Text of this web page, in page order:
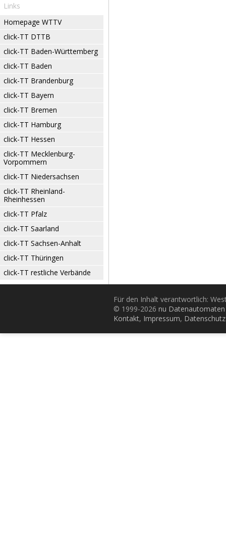
Links
Homepage WTTV
click-TT DTTB
click-TT Baden-Württemberg
click-TT Baden
click-TT Brandenburg
click-TT Bayern
click-TT Bremen
click-TT Hamburg
click-TT Hessen
click-TT Mecklenburg-
Vorpommern
click-TT Niedersachsen
click-TT Rheinland-
Rheinhessen
click-TT Pfalz
click-TT Saarland
click-TT Sachsen-Anhalt
click-TT Thüringen
click-TT restliche Verbände
Für den Inhalt verantwortlich:
© 1999-2026 nu
Kontakt, Impressum, Datenschutz